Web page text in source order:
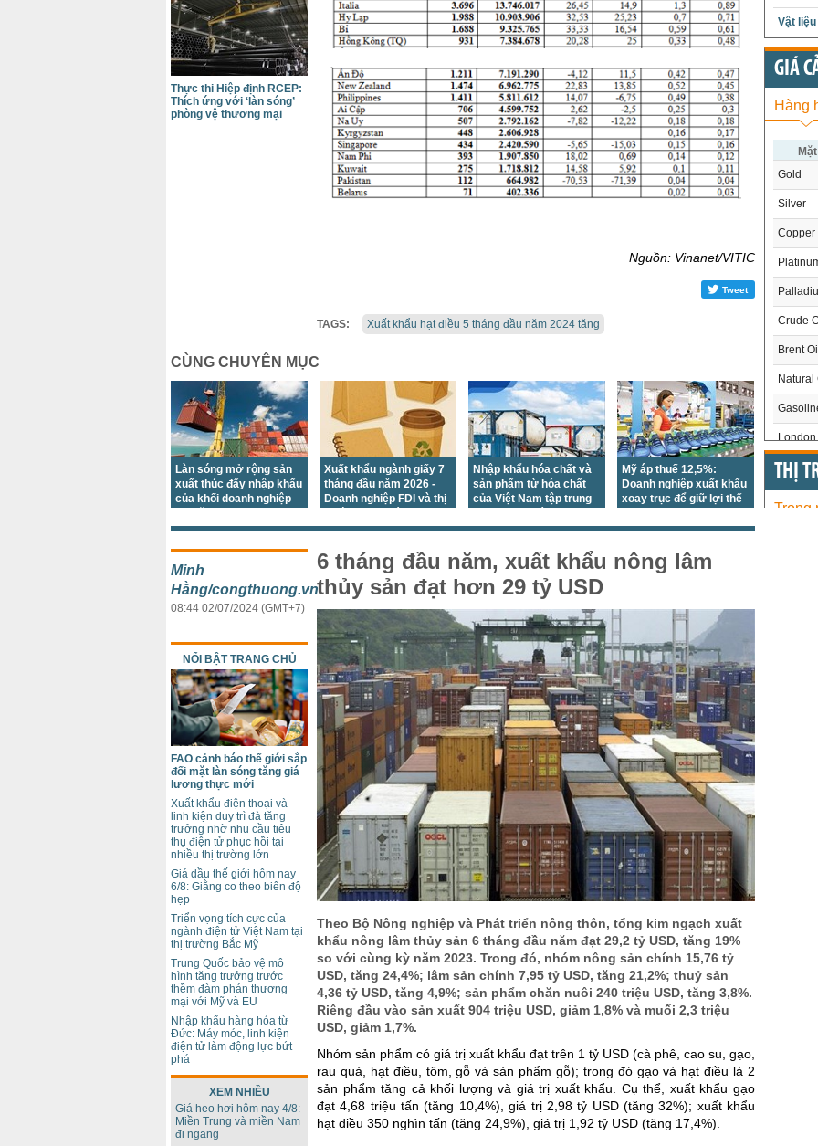
Nguồn: Vinanet/VITIC
Tweet
TAGS: Xuất khẩu hạt điều 5 tháng đầu năm 2024 tăng
Thực thi Hiệp định RCEP:
Thích ứng với ‘làn sóng’
phòng vệ thương mại
CÙNG CHUYÊN MỤC
Làn sóng mở rộng sản
xuất thúc đẩy nhập khẩu
của khối doanh nghiệp
Xuất khẩu ngành giấy 7
tháng đầu năm 2026 -
Doanh nghiệp FDI và thị
chủ lực
Nhập khẩu hóa chất và
sản phẩm từ hóa chất
của Việt Nam tập trung
trường châu Á
Mỹ áp thuế 12,5%:
Doanh nghiệp xuất khẩu
xoay trục để giữ lợi thế
6 tháng đầu năm, xuất khẩu nông lâm
thủy sản đạt hơn 29 tỷ USD
Theo Bộ Nông nghiệp và Phát triển nông thôn, tổng kim ngạch xuất
khẩu nông lâm thủy sản 6 tháng đầu năm đạt 29,2 tỷ USD, tăng 19%
so với cùng kỳ năm 2023. Trong đó, nhóm nông sản chính 15,76 tỷ
USD, tăng 24,4%; lâm sản chính 7,95 tỷ USD, tăng 21,2%; thuỷ sản
4,36 tỷ USD, tăng 4,9%; sản phẩm chăn nuôi 240 triệu USD, tăng 3,8%.
Riêng đầu vào sản xuất 904 triệu USD, giảm 1,8% và muối 2,3 triệu
USD, giảm 1,7%.
Nhóm sản phẩm có giá trị xuất khẩu đạt trên 1 tỷ USD (cà phê, cao su, gạo,
rau quả, hạt điều, tôm, gỗ và sản phẩm gỗ); trong đó gạo và hạt điều là 2
sản phẩm tăng cả khối lượng và giá trị xuất khẩu. Cụ thể, xuất khẩu gạo
đạt 4,68 triệu tấn (tăng 10,4%), giá trị 2,98 tỷ USD (tăng 32%); xuất khẩu
hạt điều 350 nghìn tấn (tăng 24,9%), giá trị 1,92 tỷ USD (tăng 17,4%).
Minh
Hằng/congthuong.vn
08:44 02/07/2024 (GMT+7)
NỔI BẬT TRANG CHỦ
FAO cảnh báo thế giới sắp
đối mặt làn sóng tăng giá
lương thực mới
Xuất khẩu điện thoại và
linh kiện duy trì đà tăng
trưởng nhờ nhu cầu tiêu
thụ điện tử phục hồi tại
nhiều thị trường lớn
Giá dầu thế giới hôm nay
6/8: Giằng co theo biên độ
hẹp
Triển vọng tích cực của
ngành điện tử Việt Nam tại
thị trường Bắc Mỹ
Trung Quốc bảo vệ mô
hình tăng trưởng trước
thềm đàm phán thương
mại với Mỹ và EU
Nhập khẩu hàng hóa từ
Đức: Máy móc, linh kiện
điện tử làm động lực bứt
phá
XEM NHIỀU
Giá heo hơi hôm nay 4/8:
Miền Trung và miền Nam
đi ngang
Vật
GIÁ
Hàng
Gold
Silver
Copper
Crude
Brent
Natural
London
US
THỊ
Trong